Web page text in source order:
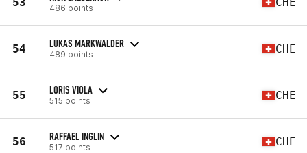
486 points
54 LUKAS MARKWALDER
489 points CHE
55 LORIS VIOLA
515 points CHE
56 RAFFAEL INGLIN
517 points CHE